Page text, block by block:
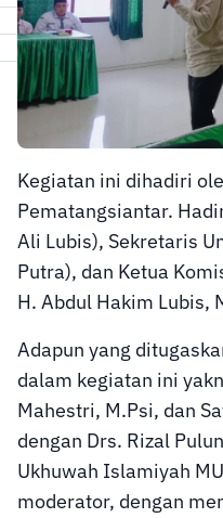
Kegiatan ini dihadiri
Pematangsiantar.
Ali Lubis), Sekretaris
Putra), dan Ketua
H. Abdul Hakim Lubis,
Adapun yang
dalam kegiatan ini
Mahestri, M.Psi, dan
dengan Drs. Rizal
Ukhuwah Islamiyah
moderator, dengan